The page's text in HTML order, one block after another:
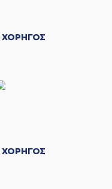
ΧΟΡΗΓΟΣ
ΧΟΡΗΓΟΣ